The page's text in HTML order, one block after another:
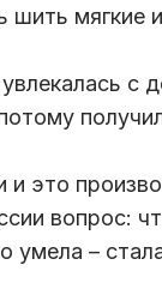
шить мягкие
с
и это
вопрос:
умела –